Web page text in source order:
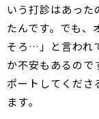
いう打診はあった
たんです。でも、
そろ…」と言われ
か不安もあるので
ポートしてくださ
ます。